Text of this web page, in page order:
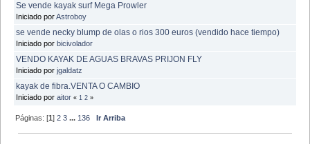
Se vende kayak surf Mega Prowler
Iniciado porAstroboy
se vende necky blump de olas o rios 300 euros (vendido hace tiempo)
Iniciado por bicivolador
VENDO KAYAK DE AGUAS BRAVAS PRIJON FLY
Iniciado por jgaldatz
kayak de fibra.VENTA O CAMBIO
Iniciado por aitor « 1 2 »
Páginas: [1]2 3 ...136 Ir Arriba